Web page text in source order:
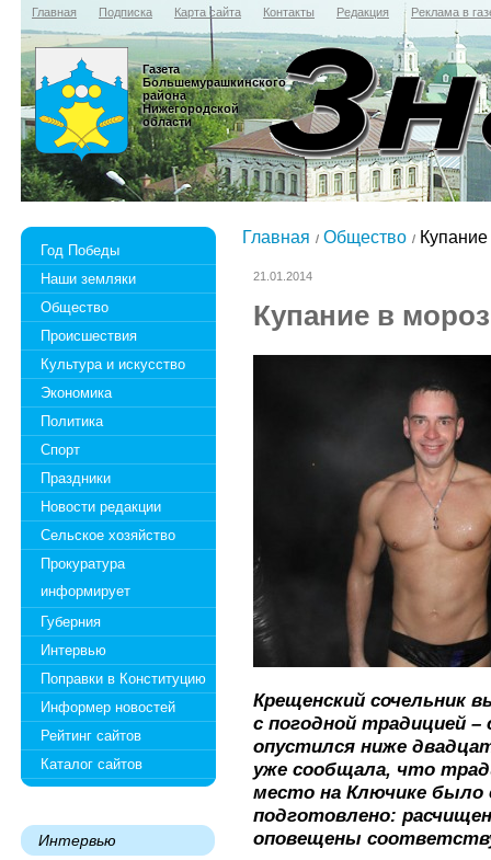
Главная Подписка Карта сайта Контакты Редакция Реклама в
Газета
Большемурашкинского
района
Нижегородской
области
Год Победы
Наши земляки
Общество
Происшествия
Культура и искусство
Экономика
Политика
Спорт
Праздники
Новости редакции
Сельское хозяйство
Прокуратура
информирует
Губерния
Интервью
Поправки в Конституцию
Информер новостей
Рейтинг сайтов
Каталог сайтов
Интервью
Главная Общество
21.01.2014
Купание в
Крещенский сочельник
с погодной традицией
опустился ниже
уже сообщала, что
место на Ключике
подготовлено:
оповещены